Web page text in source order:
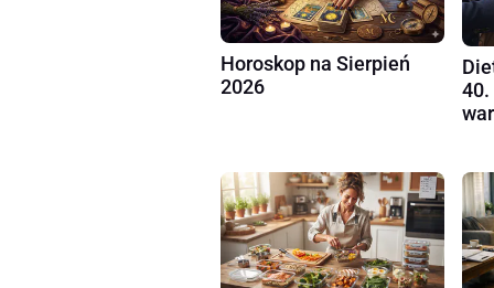
Horoskop na Sierpień
2026
40.